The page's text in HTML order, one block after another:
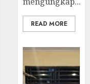
READ MORE